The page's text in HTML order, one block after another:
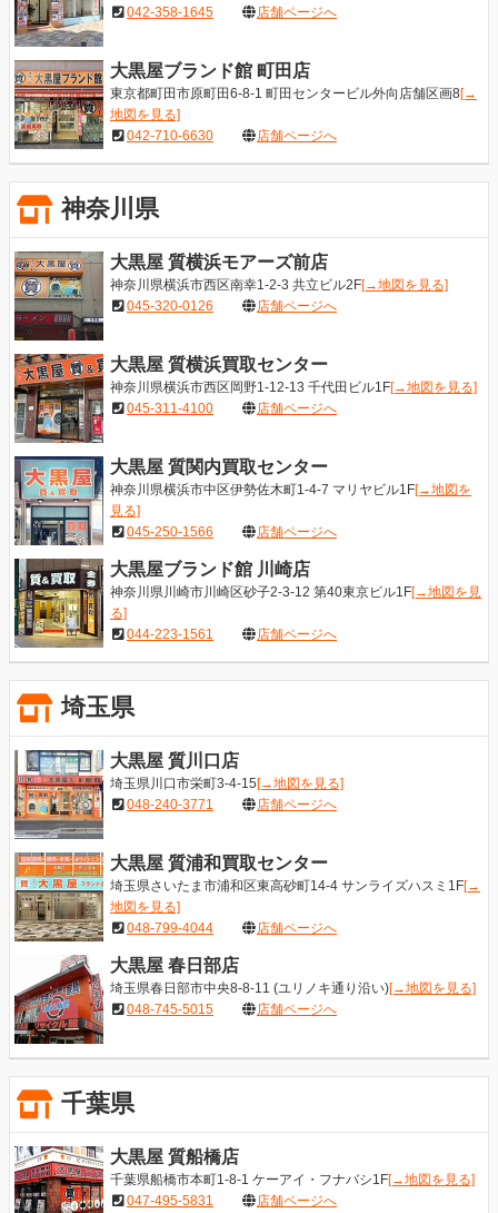
042-358-1645
店舗ページへ
大黒屋ブランド館 町田店
東京都町田市原町田6-8-1 町田センタービル外向店舗区画8[→
地図を見る]
042-710-6630
店舗ページへ
神奈川県
大黒屋 質横浜モアーズ前店
神奈川県横浜市西区南幸1-2-3 共立ビル2F[→地図を見る]
045-320-0126
店舗ページへ
大黒屋 質横浜買取センター
神奈川県横浜市西区岡野1-12-13 千代田ビル1F[→地図を見る]
045-311-4100
店舗ページへ
大黒屋 質関内買取センター
神奈川県横浜市中区伊勢佐木町1-4-7 マリヤビル1F[→地図を
見る]
045-250-1566
店舗ページへ
大黒屋ブランド館 川崎店
神奈川県川崎市川崎区砂子2-3-12 第40東京ビル1F[→地図を見
る]
044-223-1561
店舗ページへ
埼玉県
大黒屋 質川口店
埼玉県川口市栄町3-4-15[→地図を見る]
048-240-3771
店舗ページへ
大黒屋 質浦和買取センター
埼玉県さいたま市浦和区東高砂町14-4 サンライズハスミ1F[→
地図を見る]
048-799-4044
店舗ページへ
大黒屋 春日部店
埼玉県春日部市中央8-8-11 (ユリノキ通り沿い)[→地図を見る]
048-745-5015
店舗ページへ
千葉県
大黒屋 質船橋店
千葉県船橋市本町1-8-1 ケーアイ・フナバシ1F[→地図を見る]
047-495-5831
店舗ページへ